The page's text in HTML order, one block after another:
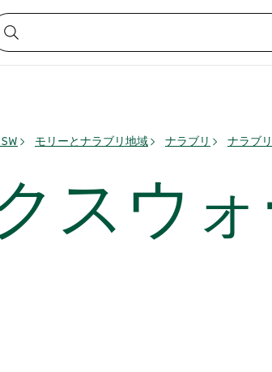
モリーとナラブリ地域 ナラブリ ナラブ
スウ